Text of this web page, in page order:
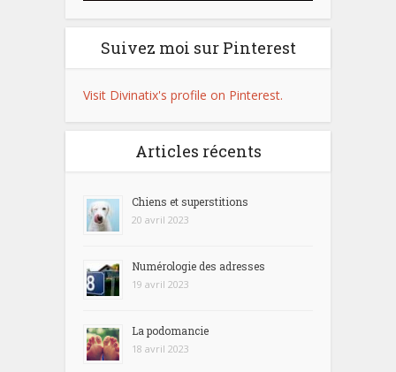
Suivez moi sur Pinterest
Visit Divinatix's profile on Pinterest.
Articles récents
Chiens et superstitions
20 avril 2023
Numérologie des adresses
19 avril 2023
La podomancie
18 avril 2023